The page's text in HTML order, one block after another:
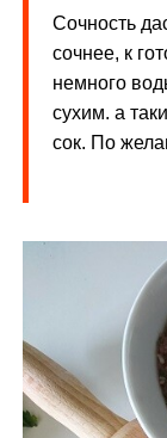
Сочность
сочнее, к
немного
сухим. а
сок. По